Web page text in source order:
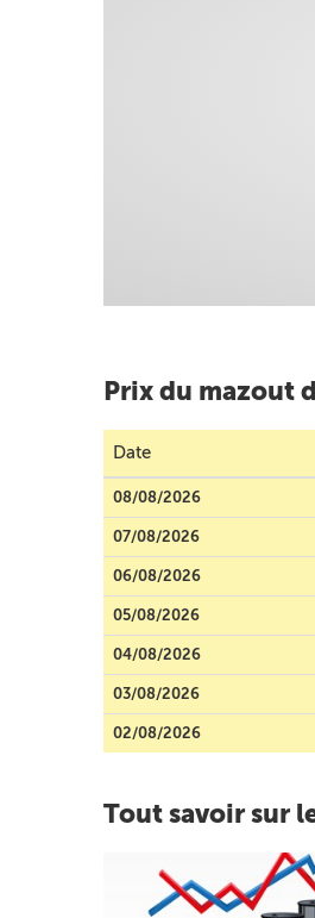
Prix du mazout
Date
08/08/2026
07/08/2026
06/08/2026
05/08/2026
04/08/2026
03/08/2026
02/08/2026
Tout savoir sur